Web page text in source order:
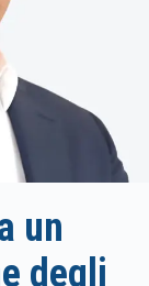
un
degli